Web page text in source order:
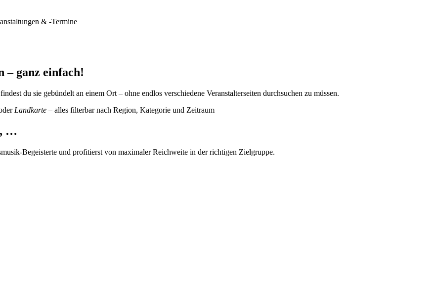
& -Termine
– ganz einfach!
du sie gebündelt an einem Ort – ohne endlos verschiedene Veranstalterseiten durchsuchen zu müssen.
Landkarte – alles filterbar nach Region, Kategorie und Zeitraum
…
Begeisterte und profitierst von maximaler Reichweite in der richtigen Zielgruppe.